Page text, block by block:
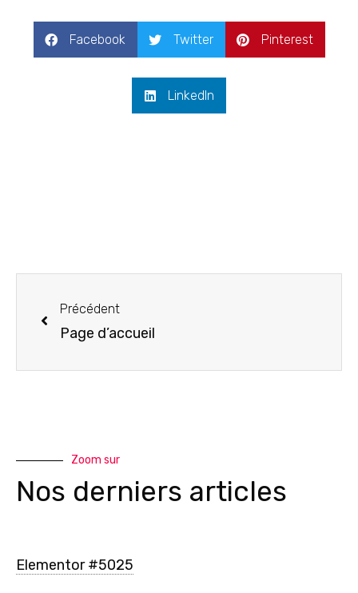
Facebook Twitter Pinterest
LinkedIn
Précédent
Page d’accueil
Zoom sur
Nos derniers articles
Elementor #5025